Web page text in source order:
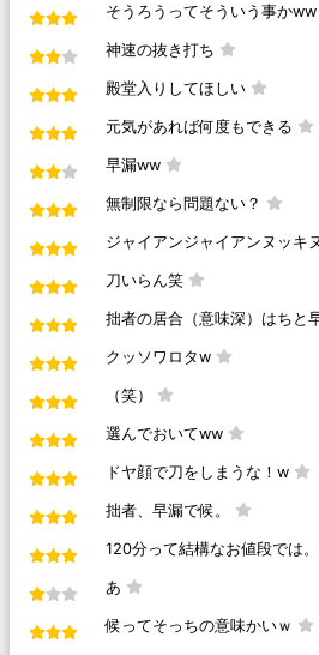
そうろうってそういう事かww
神速の抜き打ち
殿堂入りしてほしい
元気があれば何度もできる
早漏ww
無制限なら問題ない？
ジャイアンジャイアンヌッキ
刀いらん笑
拙者の居合（意味深）はちと
クッソワロタw
（笑）
選んでおいてww
ドヤ顔で刀をしまうな！w
拙者、早漏で候。
120分って結構なお値段では
あ
候ってそっちの意味かいｗ